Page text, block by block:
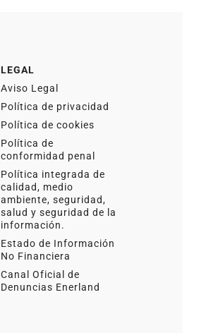
LEGAL
Aviso Legal
Política de privacidad
Política de cookies
Política de
conformidad penal
Política integrada de
calidad, medio
ambiente, seguridad,
salud y seguridad de la
información.
Estado de Información
No Financiera
Canal Oficial de
Denuncias Enerland